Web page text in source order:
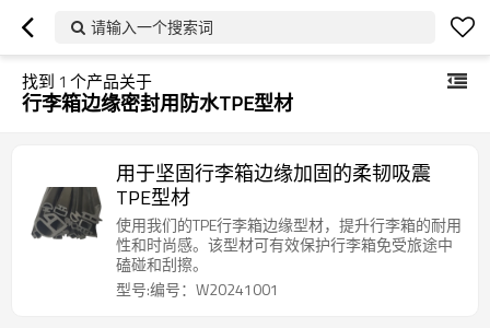
请输入一个搜索词
找到 1 个产品关于
行李箱边缘密封用防水TPE型材
用于坚固行李箱边缘加固的柔韧吸震
TPE型材
使用我们的TPE行李箱边缘型材，提升行李箱的耐用
性和时尚感。该型材可有效保护行李箱免受旅途中
磕碰和刮擦。
型号:编号：W20241001